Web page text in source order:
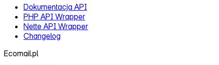
Dokumentacja API
PHP API Wrapper
Nette API Wrapper
Changelog
Ecomail.pl